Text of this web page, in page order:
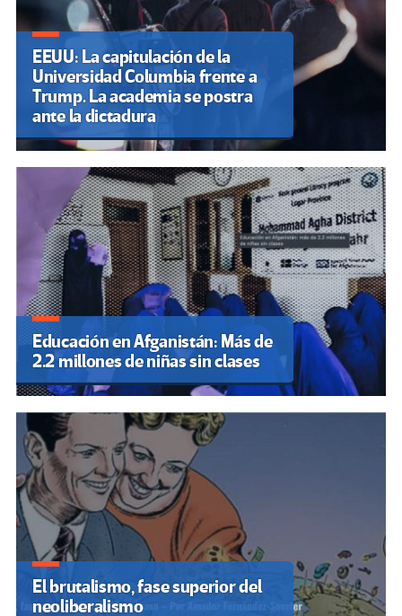
EEUU: La capitulación de la
Universidad Columbia frente a
Trump. La academia se postra
ante la dictadura
Educación en Afganistán: Más de
2.2 millones de niñas sin clases
El brutalismo, fase superior del
neoliberalismo